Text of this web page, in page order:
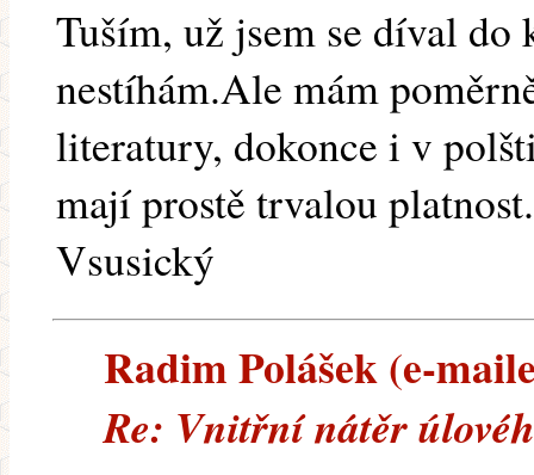
Tuším, už jsem se díval do
nestíhám.Ale mám
literatury, dokonce i v
mají prostě trvalou platnost.
Vsusický
Radim Polášek (e-
Re: Vnitřní nátěr